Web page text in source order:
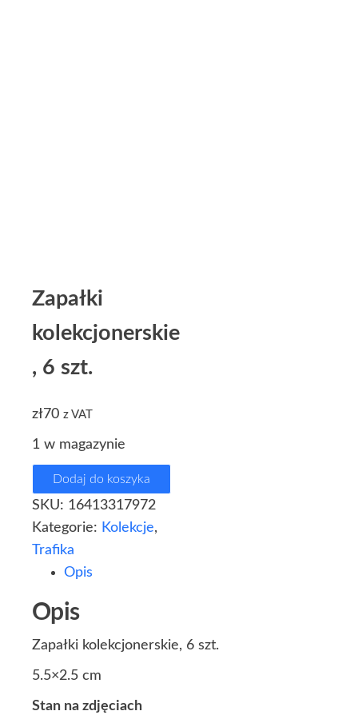
Zapałki
kolekcjonerskie
, 6 szt.
zł70 z VAT
1 w magazynie
Dodaj do koszyka
SKU: 16413317972
Kategorie: Kolekcje,
Trafika
Opis
Opis
Zapałki kolekcjonerskie, 6 szt.
5.5×2.5 cm
Stan na zdjęciach